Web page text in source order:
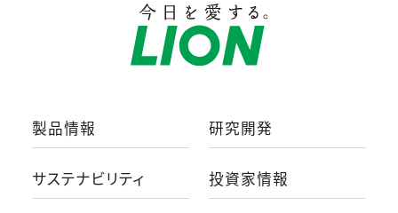
製品情報 研究開発
サステナビリティ 投資家情報